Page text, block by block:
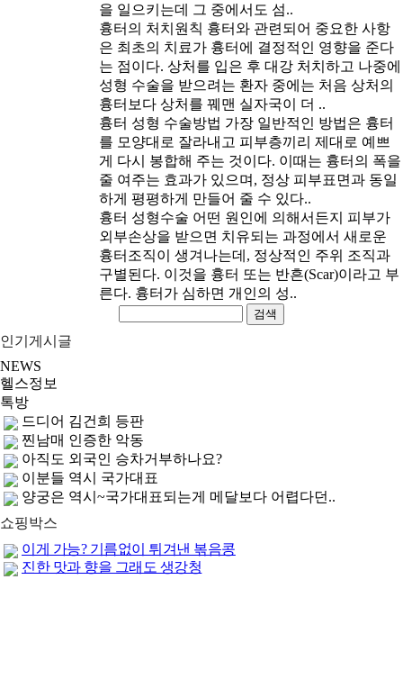
을 일으키는데 그 중에서도 섬..
흉터의 처치원칙 흉터와 관련되어 중요한 사항
은 최초의 치료가 흉터에 결정적인 영향을 준다
는 점이다. 상처를 입은 후 대강 처치하고 나중에
성형 수술을 받으려는 환자 중에는 처음 상처의
흉터보다 상처를 꿰맨 실자국이 더 ..
흉터 성형 수술방법 가장 일반적인 방법은 흉터
를 모양대로 잘라내고 피부층끼리 제대로 예쁘
게 다시 봉합해 주는 것이다. 이때는 흉터의 폭을
줄 여주는 효과가 있으며, 정상 피부표면과 동일
하게 평평하게 만들어 줄 수 있다..
흉터 성형수술 어떤 원인에 의해서든지 피부가
외부손상을 받으면 치유되는 과정에서 새로운
흉터조직이 생겨나는데, 정상적인 주위 조직과
구별된다. 이것을 흉터 또는 반흔(Scar)이라고 부
른다. 흉터가 심하면 개인의 성..
검색
인기게시글
NEWS
헬스정보
톡방
GS25, 하이트진로와 손잡고 ‘갓생폭탄맥주’ 선..
무조건 탄수화물 끊기? 당류부터 줄여라
운동 어려울때 다이어트 도움되는 음식 5
컬럼비아, 자연 분해되는 ‘지구의 날 티셔츠’ ..
ITZY 류진, 동해안 산불 피해 성금 5000만원 기..
쇼핑박스
이게 가능? 기름없이 튀겨낸 볶음콩
진한 맛과 향을 그래도 생강청